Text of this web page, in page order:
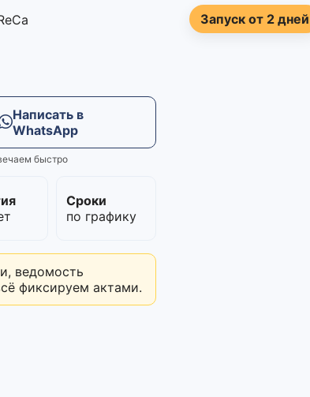
Написать в
WhatsApp
быстро
Сроки
по графику
ведомость
фиксируем актами.
Запуск от 2 дней